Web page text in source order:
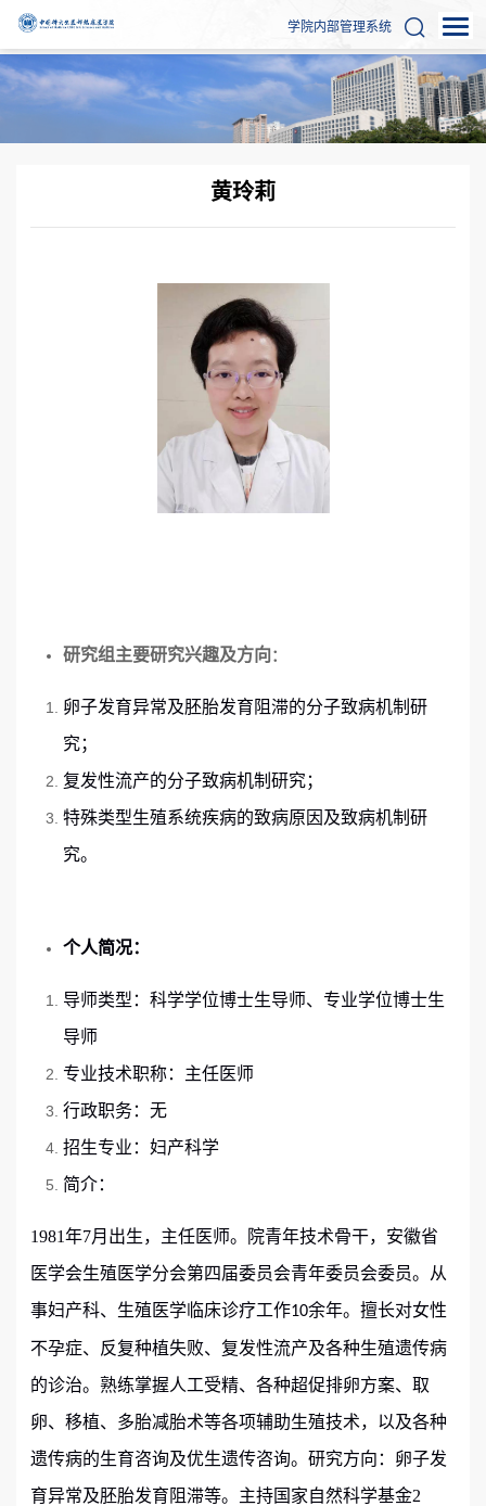
学院内部管理系统
黄玲莉
研究组主要研究兴趣及方向 ：
卵子发育异常及胚胎发育 阻滞的分子致病机制研
究；
复发性流产的分子致病机制研究；
特殊类型生殖系统疾病的致病原因及致病机制研
究。
个人简况：
导师类型：科学学位博士生导师、专业学位博士生
导师
专业技术职称：主任医师
行政职务：无
招生专业：妇产科学
简介：
1981年7月 出生，主任医师。 院青年技术骨干， 安徽省
医学会生殖医学分会第四届委员会青年委员会委员。 从
事妇产科、生殖医学临床诊疗工作10余年。擅长对女性
不孕症、反复种植失败、复发性流产及各种生殖遗传病
的诊治。熟练掌握人工受精、各种超促排卵方案、取
卵、移植、多胎减胎术等各项辅助生殖技术，以及各种
遗传病的生育咨询及优生遗传咨询。研究方向：卵子发
育异常及胚胎发育阻滞等。主持国家自然科学基金2